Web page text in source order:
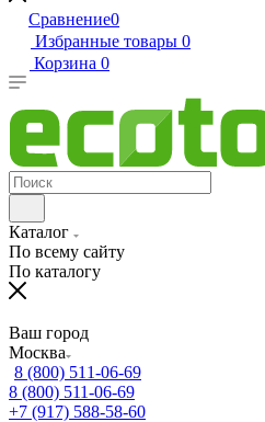
Сравнение0
Избранные товары 0
Корзина 0
Каталог
По всему сайту
По каталогу
Ваш город
Москва
8 (800) 511-06-69
8 (800) 511-06-69
+7 (917) 588-58-60